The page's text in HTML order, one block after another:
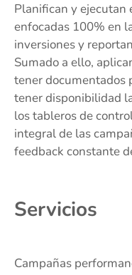
Planifican y ejecutan
enfocadas 100% en
inversiones y
Sumado a ello,
tener documentados
tener disponibilidad
los tableros de
integral de las
feedback constante
Servicios
Campañas